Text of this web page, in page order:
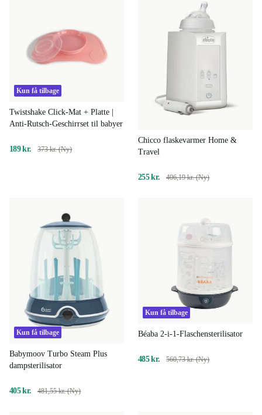
Kun få tilbage
Twistshake Click-Mat + Platte |
Anti-Rutsch-Geschirrset til babyer
189 kr. 373 kr. (Ny)
Chicco flaskevarmer Home &
Travel
255 kr. 406,19 kr. (Ny)
Kun få tilbage
Babymoov Turbo Steam Plus
dampsterilisator
405 kr. 481,55 kr. (Ny)
Kun få tilbage
Béaba 2-i-1-Flaschensterilisator
485 kr. 560,73 kr. (Ny)